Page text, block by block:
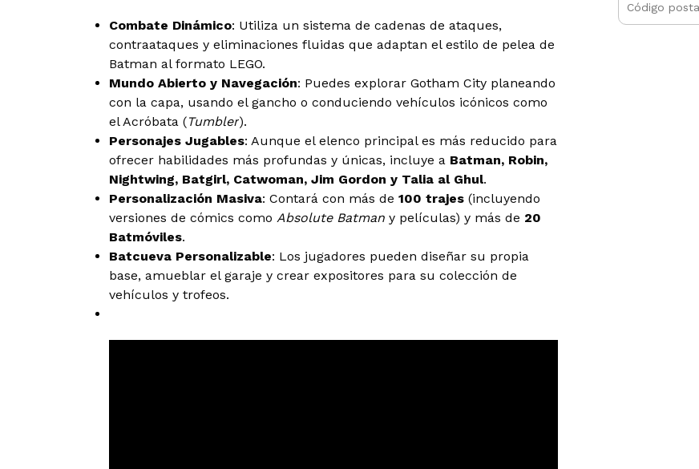
Combate Dinámico: Utiliza un sistema de cadenas de ataques,
contraataques y eliminaciones fluidas que adaptan el estilo de pelea de
Batman al formato LEGO.
Mundo Abierto y Navegación: Puedes explorar Gotham City planeando
con la capa, usando el gancho o conduciendo vehículos icónicos como
el Acróbata (Tumbler).
Personajes Jugables: Aunque el elenco principal es más reducido para
ofrecer habilidades más profundas y únicas, incluye a Batman, Robin,
Nightwing, Batgirl, Catwoman, Jim Gordon y Talia al Ghul.
Personalización Masiva: Contará con más de 100 trajes(incluyendo
versiones de cómics como Absolute Batmany películas) y más de 20
Batmóviles.
Batcueva Personalizable: Los jugadores pueden diseñar su propia
base, amueblar el garaje y crear expositores para su colección de
vehículos y trofeos.